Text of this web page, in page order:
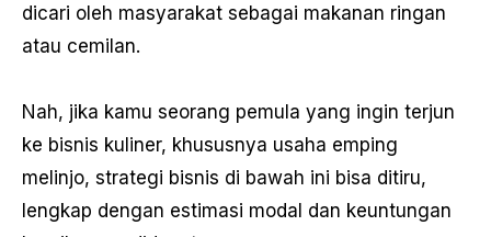
dicari oleh masyarakat sebagai makanan ringan
atau cemilan.
Nah, jika kamu seorang pemula yang ingin terjun
ke bisnis kuliner, khususnya usaha emping
melinjo, strategi bisnis di bawah ini bisa ditiru,
lengkap dengan estimasi modal dan keuntungan